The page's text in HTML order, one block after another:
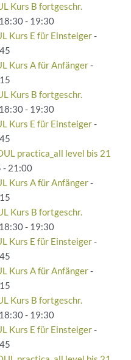
Kurs B fortgeschr.
- 19:30
Kurs E für Einsteiger-
Kurs A für Anfänger-
Kurs B fortgeschr.
- 19:30
Kurs E für Einsteiger-
practica_all level bis 21
21:00
Kurs A für Anfänger-
Kurs B fortgeschr.
- 19:30
Kurs E für Einsteiger-
Kurs A für Anfänger-
Kurs B fortgeschr.
- 19:30
Kurs E für Einsteiger-